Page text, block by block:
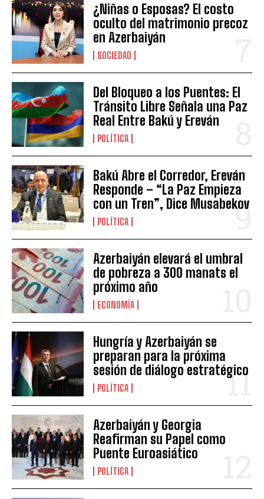
¿Niñas o Esposas? El costo
oculto del matrimonio precoz
en Azerbaiyán
SOCIEDAD
Del Bloqueo a los Puentes: El
Tránsito Libre Señala una Paz
Real Entre Bakú y Ereván
POLÍTICA
Bakú Abre el Corredor, Ereván
Responde – “La Paz Empieza
con un Tren”, Dice Musabekov
POLÍTICA
Azerbaiyán elevará el umbral
de pobreza a 300 manats el
próximo año
ECONOMÍA
Hungría y Azerbaiyán se
preparan para la próxima
sesión de diálogo estratégico
POLÍTICA
Azerbaiyán y Georgia
Reafirman su Papel como
Puente Euroasiático
POLÍTICA